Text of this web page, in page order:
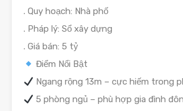
. Quy hoạch: Nhà phố
. Pháp lý: Sổ xây dựng
. Giá bán: 5 tỷ
Điểm Nổi Bật
Ngang rộng 13m – cực hiếm trong
5 phòng ngủ – phù hợp gia đình